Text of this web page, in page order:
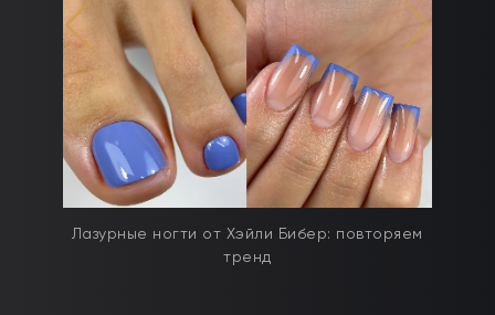
Лазурные ногти от Хэйли Бибер: повторяем
тренд